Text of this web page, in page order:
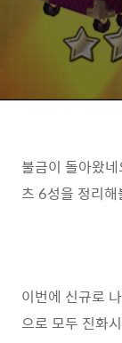
불금이 돌아왔
츠 6성을 정리해
이번에 신규로
으로 모두 진화